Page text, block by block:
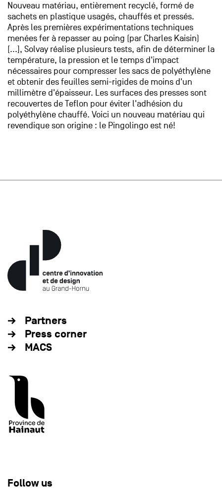
Nouveau matériau, entièrement recyclé, formé de
sachets en plastique usagés, chauffés et pressés.
Après les premières expérimentations techniques
menées fer à repasser au poing (par Charles Kaisin)
[...], Solvay réalise plusieurs tests, afin de déterminer la
température, la pression et le temps d'impact
nécessaires pour compresser les sacs de polyéthylène
et obtenir des feuilles semi-rigides de moins d'un
millimètre d'épaisseur. Les surfaces des presses sont
recouvertes de Teflon pour éviter l'adhésion du
polyéthylène chauffé. Voici un nouveau matériau qui
revendique son origine : le Pingolingo est né!
Partners
Press corner
MACS
Follow us